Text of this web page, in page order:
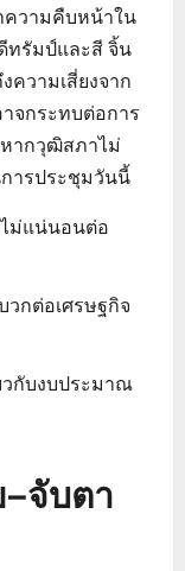
ความคืบหน้าใน
ทรัมป์และสี จิ้น
ความเสี่ยงจาก
จกระทบต่อการ
หากวุฒิสภาไม่
ารประชุมวันนี้
ม่แน่นอนต่อ
วกต่อเศรษฐกิจ
กับงบประมาณ
จับตา